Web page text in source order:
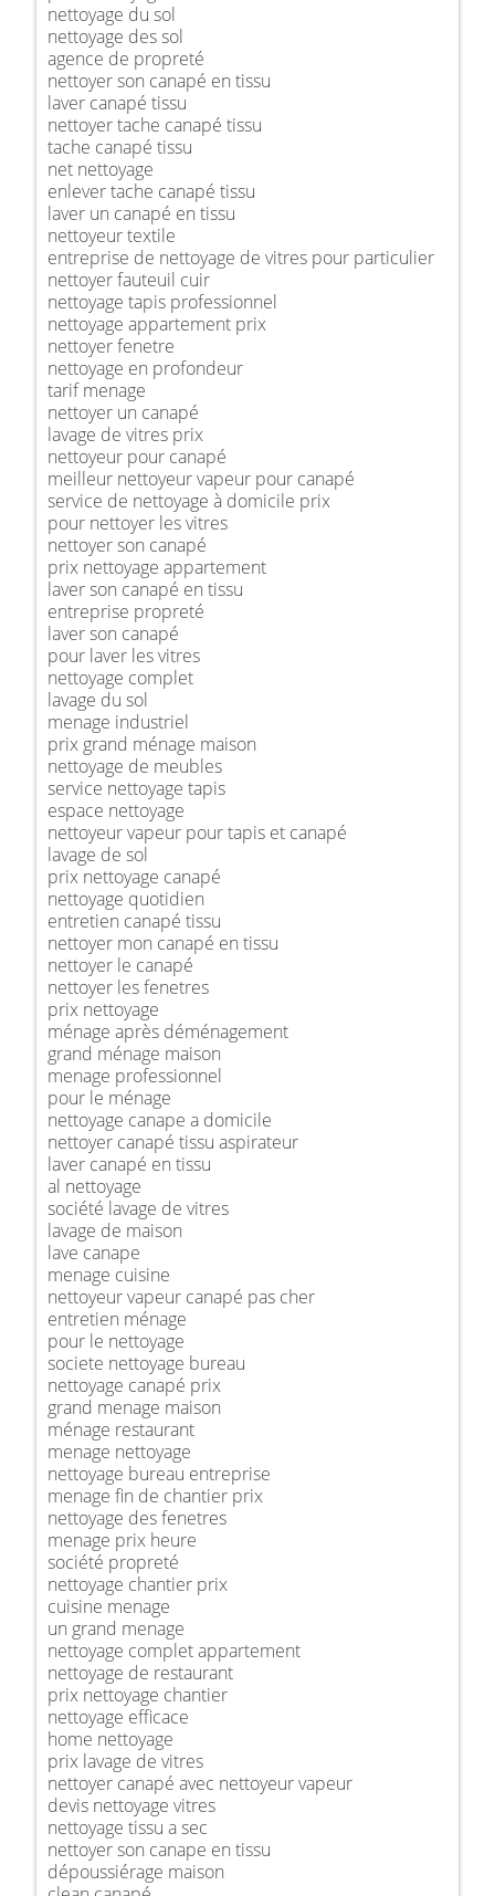
nettoyage du sol
nettoyage des sol
agence de propreté
nettoyer son canapé en tissu
laver canapé tissu
nettoyer tache canapé tissu
tache canapé tissu
net nettoyage
enlever tache canapé tissu
laver un canapé en tissu
nettoyeur textile
entreprise de nettoyage de vitres pour particulier
nettoyer fauteuil cuir
nettoyage tapis professionnel
nettoyage appartement prix
nettoyer fenetre
nettoyage en profondeur
tarif menage
nettoyer un canapé
lavage de vitres prix
nettoyeur pour canapé
meilleur nettoyeur vapeur pour canapé
service de nettoyage à domicile prix
pour nettoyer les vitres
nettoyer son canapé
prix nettoyage appartement
laver son canapé en tissu
entreprise propreté
laver son canapé
pour laver les vitres
nettoyage complet
lavage du sol
menage industriel
prix grand ménage maison
nettoyage de meubles
service nettoyage tapis
espace nettoyage
nettoyeur vapeur pour tapis et canapé
lavage de sol
prix nettoyage canapé
nettoyage quotidien
entretien canapé tissu
nettoyer mon canapé en tissu
nettoyer le canapé
nettoyer les fenetres
prix nettoyage
ménage après déménagement
grand ménage maison
menage professionnel
pour le ménage
nettoyage canape a domicile
nettoyer canapé tissu aspirateur
laver canapé en tissu
al nettoyage
société lavage de vitres
lavage de maison
lave canape
menage cuisine
nettoyeur vapeur canapé pas cher
entretien ménage
pour le nettoyage
societe nettoyage bureau
nettoyage canapé prix
grand menage maison
ménage restaurant
menage nettoyage
nettoyage bureau entreprise
menage fin de chantier prix
nettoyage des fenetres
menage prix heure
société propreté
nettoyage chantier prix
cuisine menage
un grand menage
nettoyage complet appartement
nettoyage de restaurant
prix nettoyage chantier
nettoyage efficace
home nettoyage
prix lavage de vitres
nettoyer canapé avec nettoyeur vapeur
devis nettoyage vitres
nettoyage tissu a sec
nettoyer son canape en tissu
dépoussiérage maison